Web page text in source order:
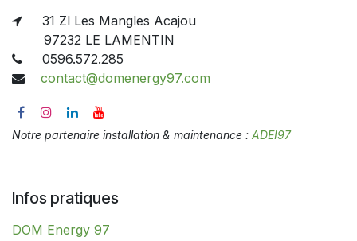
31 Zl Les Mangles Acajou
97232 LE LAMENTIN
0596.572.285
contact@domenergy97.com
Notre partenaire installation & maintenance : ADEI97
Infos pratiques
DOM Energy 97